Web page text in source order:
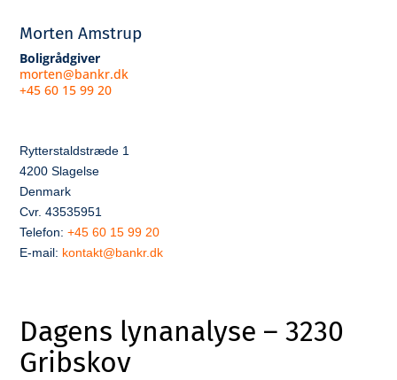
Morten Amstrup
Boligrådgiver
morten@bankr.dk
+45 60 15 99 20
Rytterstaldstræde 1
4200 Slagelse
Denmark
Cvr. 43535951
Telefon:+45 60 15 99 20
E-mail: kontakt@bankr.dk
Dagens lynanalyse – 3230
Gribskov